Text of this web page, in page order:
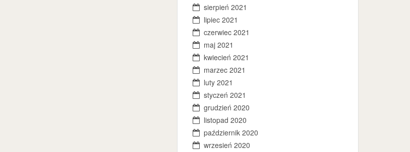
sierpień 2021
lipiec 2021
czerwiec 2021
maj 2021
kwiecień 2021
marzec 2021
luty 2021
styczeń 2021
grudzień 2020
listopad 2020
październik 2020
wrzesień 2020